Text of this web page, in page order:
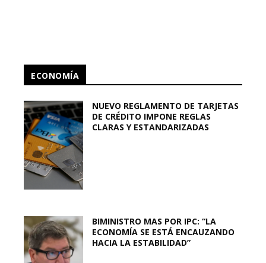
ECONOMÍA
NUEVO REGLAMENTO DE TARJETAS
DE CRÉDITO IMPONE REGLAS
CLARAS Y ESTANDARIZADAS
BIMINISTRO MAS POR IPC: “LA
ECONOMÍA SE ESTÁ ENCAUZANDO
HACIA LA ESTABILIDAD”